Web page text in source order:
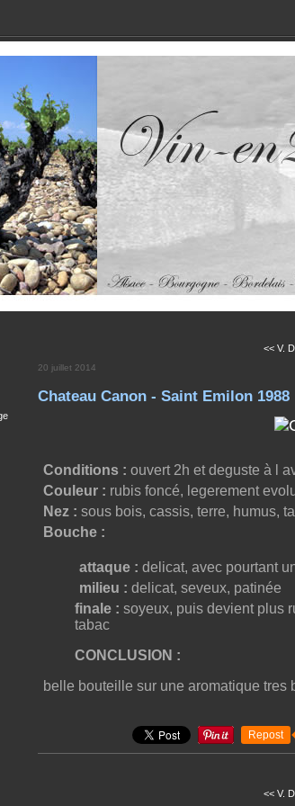
<< V.
20 juillet 2014
Chateau Canon - Saint Emilon 1988
Conditions : ouvert 2h et deguste à l
Couleur : rubis foncé, legerement
Nez : sous bois, cassis, terre, humus,
Bouche :
attaque : delicat, avec pourtant
milieu : delicat, seveux, patinée
finale : soyeux, puis devient plus
tabac
CONCLUSION :
belle bouteille sur une aromatique
Repost
<< V.